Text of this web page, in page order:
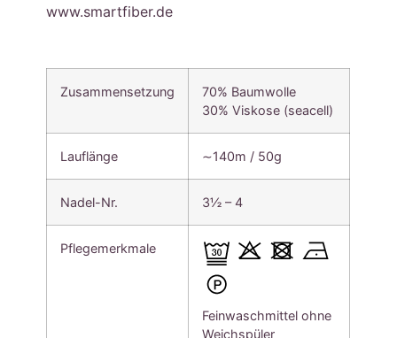
www.smartfiber.de
Zusammensetzung
70% Baumwolle
30% Viskose (seacell)
Lauflänge ∼140m / 50g
Nadel-Nr. 3½ – 4
Pflegemerkmale
Feinwaschmittel ohne
Weichspüler